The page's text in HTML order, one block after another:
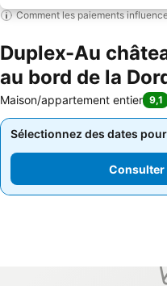
Comment les paiements
Duplex-Au
au bord de la
Maison/appartement entier 9,1
Sélectionnez des dates
Sélectionnez des dates
Consulter